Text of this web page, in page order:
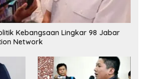
Kebangsaan Lingkar 98 Jabar
Network